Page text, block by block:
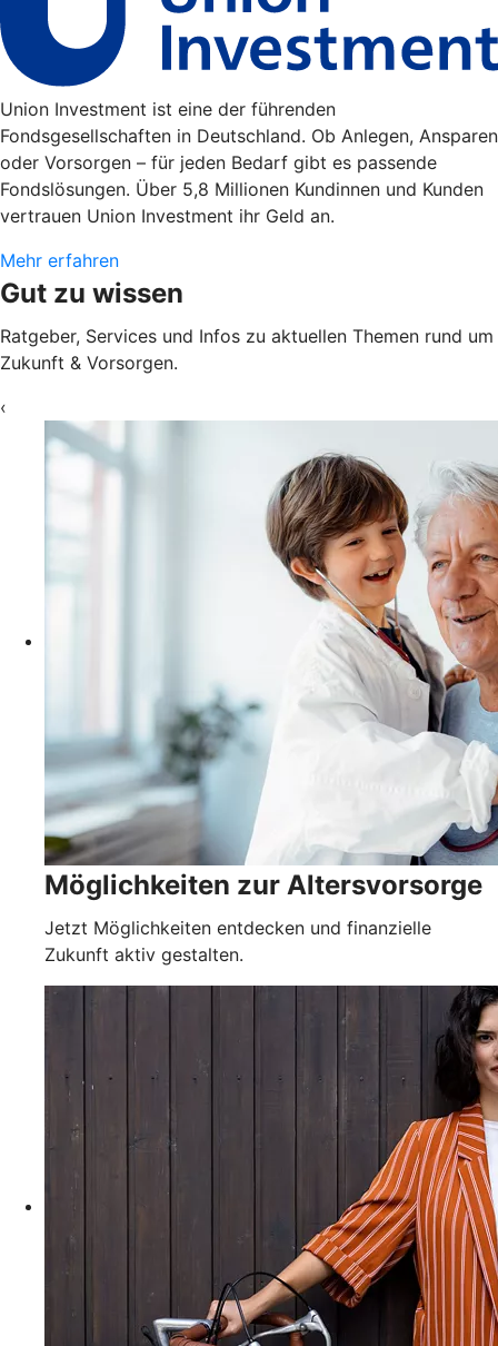
Union Investment ist eine der führenden
Fondsgesellschaften in Deutschland. Ob Anlegen, Ansparen
oder Vorsorgen – für jeden Bedarf gibt es passende
Fondslösungen. Über 5,8 Millionen Kundinnen und Kunden
vertrauen Union Investment ihr Geld an.
Mehr erfahren
Gut zu wissen
Ratgeber, Services und Infos zu aktuellen Themen rund um
Zukunft & Vorsorgen.
‹
Möglichkeiten zur Altersvorsorge
Jetzt Möglichkeiten entdecken und finanzielle
Zukunft aktiv gestalten.